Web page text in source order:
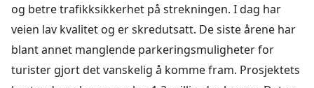
og betre trafikksikkerhet på strekningen. I dag har
veien lav kvalitet og er skredutsatt. De siste årene har
blant annet manglende parkeringsmuligheter for
turister gjort det vanskelig å komme fram. Prosjektets